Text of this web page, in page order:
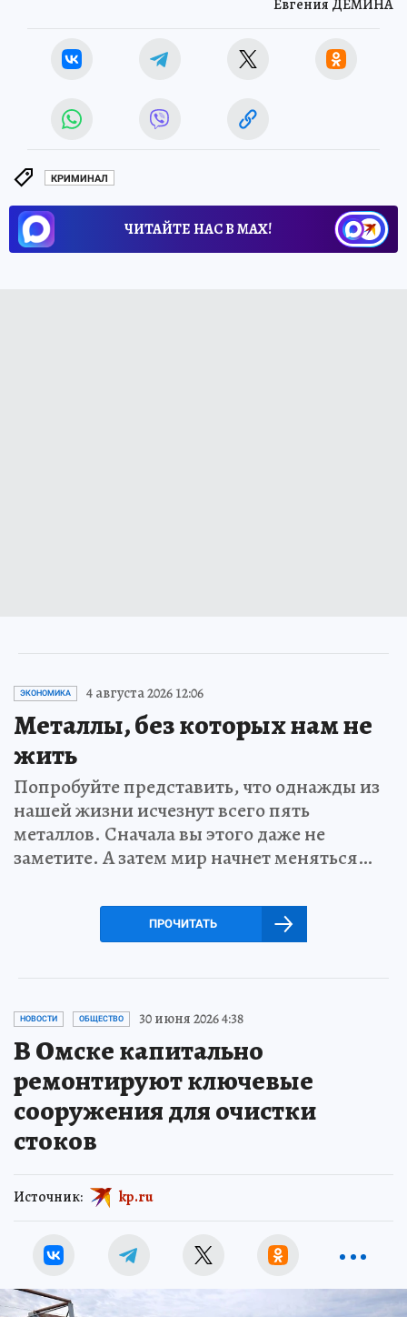
Евгения ДЕМИНА
КРИМИНАЛ
ЧИТАЙТЕ НАС В МАХ!
ЭКОНОМИКА 4 августа 2026 12:06
Металлы, без которых нам не
жить
Попробуйте представить, что однажды из
нашей жизни исчезнут всего пять
металлов. Сначала вы этого даже не
заметите. А затем мир начнет меняться…
ПРОЧИТАТЬ
НОВОСТИ ОБЩЕСТВО 30 июня 2026 4:38
В Омске капитально
ремонтируют ключевые
сооружения для очистки
стоков
Источник: kp.ru